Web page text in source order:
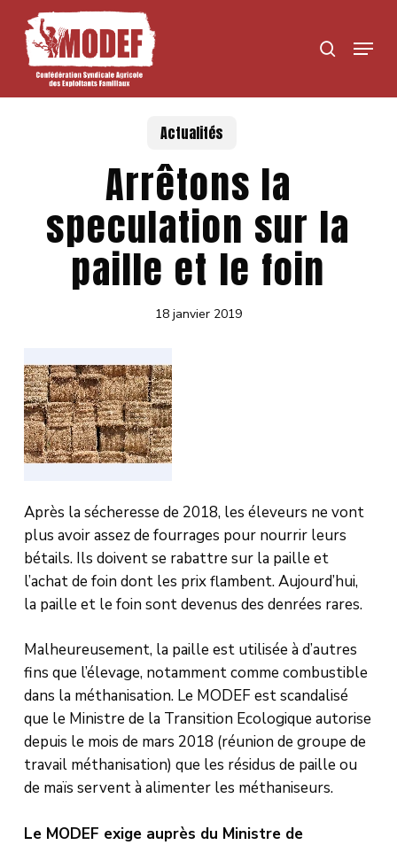
content
search
Menu
Actualités
Arrêtons la
speculation sur la
paille et le foin
18 janvier 2019
Après la sécheresse de 2018, les éleveurs ne vont
plus avoir assez de fourrages pour nourrir leurs
bétails. Ils doivent se rabattre sur la paille et
l’achat de foin dont les prix flambent. Aujourd’hui,
la paille et le foin sont devenus des denrées rares.
Malheureusement, la paille est utilisée à d’autres
fins que l’élevage, notamment comme combustible
dans la méthanisation. Le MODEF est scandalisé
que le Ministre de la Transition Ecologique autorise
depuis le mois de mars 2018 (réunion de groupe de
travail méthanisation) que les résidus de paille ou
de maïs servent à alimenter les méthaniseurs.
Le MODEF exige auprès du Ministre de